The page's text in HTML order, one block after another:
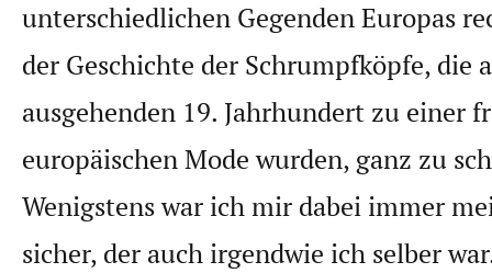
unterschiedlichen Gegenden Europas
der Geschichte der Schrumpfköpfe, die
ausgehenden 19. Jahrhundert zu einer
europäischen Mode wurden, ganz zu
Wenigstens war ich mir dabei immer
sicher, der auch irgendwie ich selber